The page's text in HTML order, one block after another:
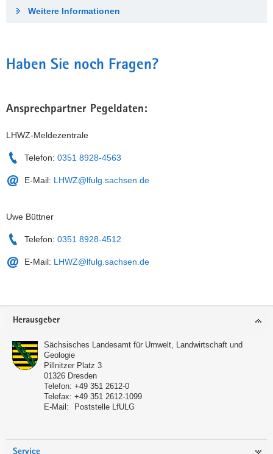
Weitere Informationen
Haben Sie noch Fragen?
Ansprechpartner Pegeldaten:
LHWZ-Meldezentrale
Telefon: 0351 8928-4563
E-Mail: LHWZ@lfulg.sachsen.de
Uwe Büttner
Telefon: 0351 8928-4512
E-Mail: LHWZ@lfulg.sachsen.de
Service
Herausgeber
Sächsisches Landesamt für Umwelt, Landwirtschaft und
Geologie
Pillnitzer Platz 3
01326 Dresden
Telefon: +49 351 2612-0
Telefax: +49 351 2612-1099
E-Mail:
Poststelle LfULG
Service